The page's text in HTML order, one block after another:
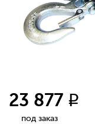
23 877 q
под заказ